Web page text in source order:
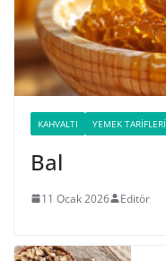
KAHVALTI YEMEK TARIFLERI
Bal
11 Ocak 2026 Editör